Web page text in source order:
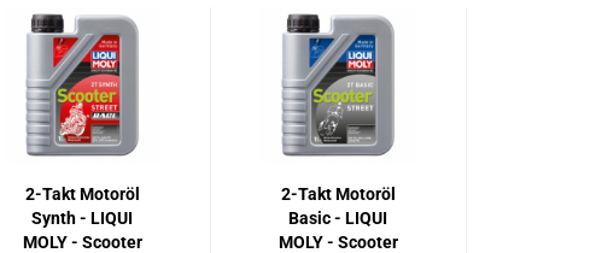
2-Takt Motoröl
Synth - LIQUI
MOLY - Scooter
2-Takt Motoröl
Basic - LIQUI
MOLY - Scooter